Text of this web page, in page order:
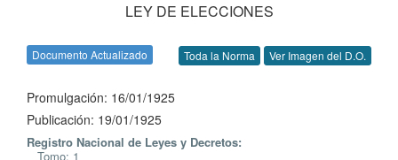
LEY DE ELECCIONES
Documento Actualizado Toda la Norma Ver Imagen del D.O.
Promulgación: 16/01/1925
Publicación: 19/01/1925
Registro Nacional de Leyes y Decretos:
Tomo: 1